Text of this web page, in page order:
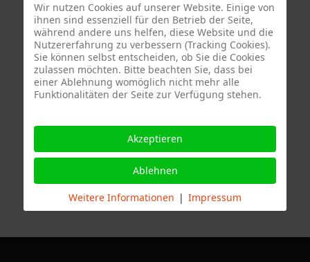
Termine
Wir nutzen Cookies auf unserer Website. Einige von
ihnen sind essenziell für den Betrieb der Seite,
während andere uns helfen, diese Website und die
Nutzererfahrung zu verbessern (Tracking Cookies).
Sie können selbst entscheiden, ob Sie die Cookies
zulassen möchten. Bitte beachten Sie, dass bei
einer Ablehnung womöglich nicht mehr alle
Funktionalitäten der Seite zur Verfügung stehen.
Akzeptieren
Ablehnen
Weitere Informationen | Impressum